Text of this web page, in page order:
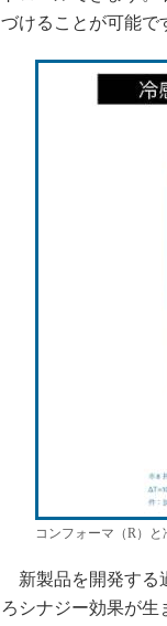
づけることが可能で
コンフォーマ（R）
新製品を開発する
ろシナジー効果が生